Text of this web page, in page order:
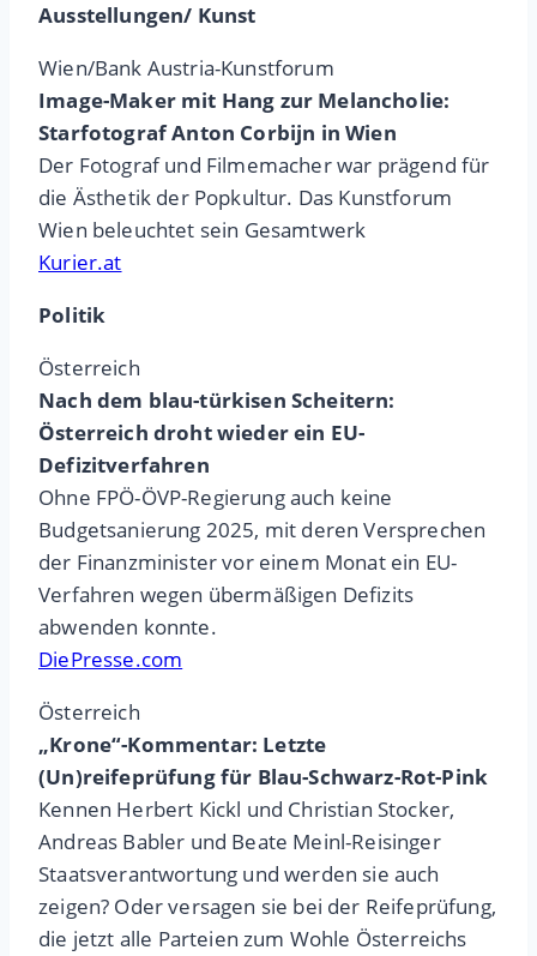
Ausstellungen/ Kunst
Wien/Bank Austria-Kunstforum
Image-Maker mit Hang zur Melancholie:
Starfotograf Anton Corbijn in Wien
Der Fotograf und Filmemacher war prägend für
die Ästhetik der Popkultur. Das Kunstforum
Wien beleuchtet sein Gesamtwerk
Kurier.at
Politik
Österreich
Nach dem blau-türkisen Scheitern:
Österreich droht wieder ein EU-
Defizitverfahren
Ohne FPÖ-ÖVP-Regierung auch keine
Budgetsanierung 2025, mit deren Versprechen
der Finanzminister vor einem Monat ein EU-
Verfahren wegen übermäßigen Defizits
abwenden konnte.
DiePresse.com
Österreich
„Krone“-Kommentar: Letzte
(Un)reifeprüfung für Blau-Schwarz-Rot-Pink
Kennen Herbert Kickl und Christian Stocker,
Andreas Babler und Beate Meinl-Reisinger
Staatsverantwortung und werden sie auch
zeigen? Oder versagen sie bei der Reifeprüfung,
die jetzt alle Parteien zum Wohle Österreichs